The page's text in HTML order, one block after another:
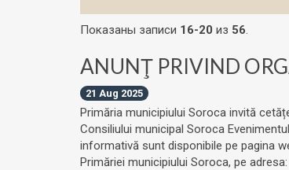
Показаны записи 16-20 из 56.
ANUNŢ PRIVIND
21 Aug 2025
Primăria municipiului Soroca invită
Consiliului municipal Soroca
informativă sunt disponibile pe pagina
Primăriei municipiului Soroca, pe